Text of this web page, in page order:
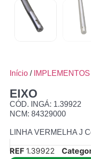
Início / IMPLEMENTOS
EIXO
CÓD. INGÁ: 1.39922
NCM: 84329000
LINHA VERMELHA J
REF 1.39922